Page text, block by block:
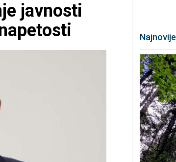
javnosti
Najnovije